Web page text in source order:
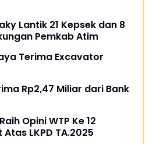
Lantik 21 Kepsek dan 8
Pemkab Atim
Terima Excavator
Rp2,47 Miliar dari Bank
Opini WTP Ke 12
LKPD TA.2025